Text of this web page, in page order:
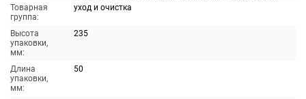
Товарная
группа:
уход и очистка
Высота
упаковки,
мм:
235
Длина
упаковки,
мм:
50